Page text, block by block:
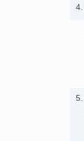
4.
5.